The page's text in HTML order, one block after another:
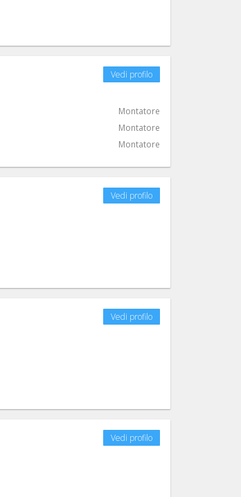
Montatore
Montatore
Montatore
Vedi profilo
Vedi profilo
Vedi profilo
Vedi profilo